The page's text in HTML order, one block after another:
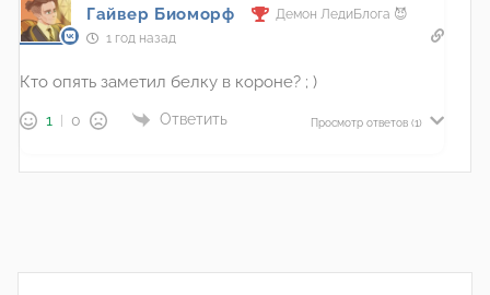
Гайвер Биоморф
Демон ЛедиБлога 😈
1 год назад
Кто опять заметил белку в короне? ; )
1 0 Ответить Просмотр ответов (1)